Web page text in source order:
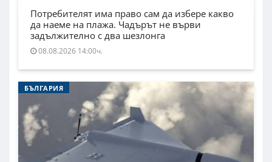
Потребителят има право сам да избере какво
да наеме на плажа. Чадърът не върви
задължително с два шезлонга
08.08.2026 14:00ч.
БЪЛГАРИЯ